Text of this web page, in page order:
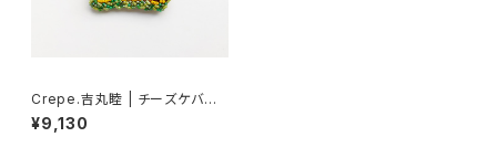
Crepe.吉丸睦 | チーズケバブ
ブローチ
¥9,130